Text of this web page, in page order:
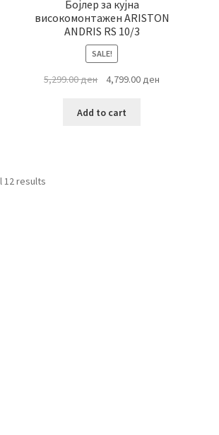
Бојлер за кујна
високомонтажен ARISTON
ANDRIS RS 10/3
SALE!
5,299.00ден
Original
was:
4,799.00ден
Add to cart
12 results